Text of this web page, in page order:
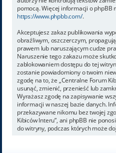
pomocą. Więcej informacji o phpBB
https://www.phpbb.com/.
Akceptujesz zakaz publikowania
obraźliwym, oszczerczym,
prawem lub naruszającym cudze
Naruszenie tego zakazu może
zablokowaniem dostępu do tej
zostanie powiadomiony o twoim
zgodę na to, że „Centralne Forum
usunąć, zmienić, przenieść lub
Wyrażasz zgodę na zapisywanie
informacji w naszej bazie danych.
przekazywane nikomu bez twojej
Kibiców Interu”, ani phpBB nie
do witryny, podczas których może